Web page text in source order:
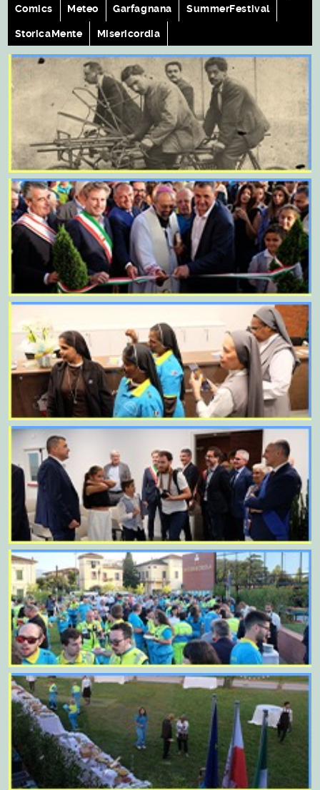
Comics Meteo Garfagnana SummerFestival
StoricaMente Misericordia